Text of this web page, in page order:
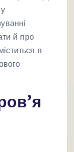
й про
в